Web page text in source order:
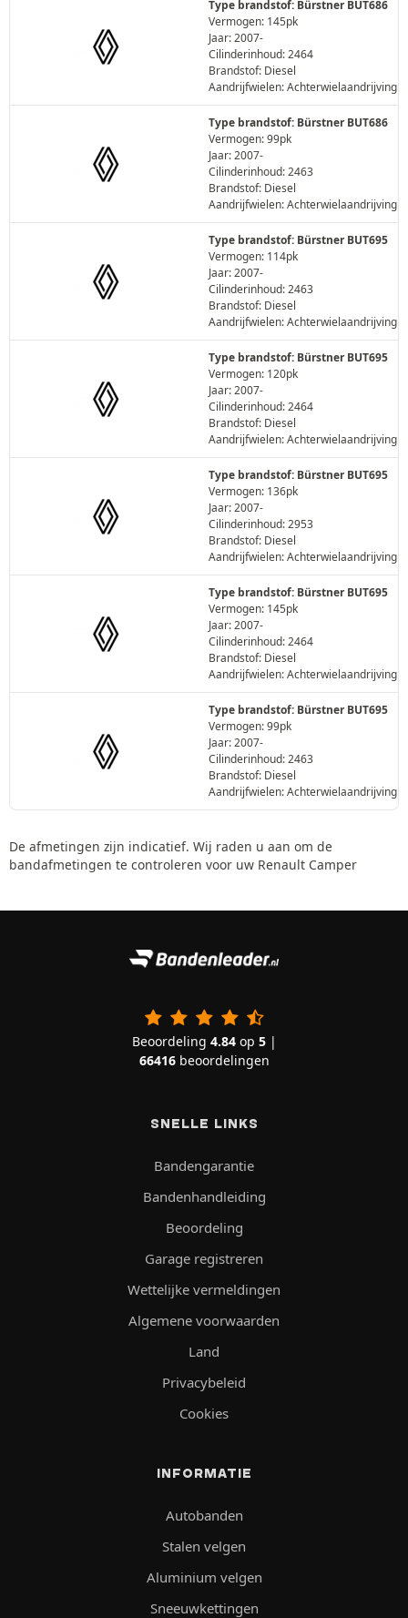
Type brandstof: Bürstner BUT686
Vermogen: 145pk
Jaar: 2007-
Cilinderinhoud: 2464
Brandstof: Diesel
Aandrijfwielen: Achterwielaandrijving
Type brandstof: Bürstner BUT686
Vermogen: 99pk
Jaar: 2007-
Cilinderinhoud: 2463
Brandstof: Diesel
Aandrijfwielen: Achterwielaandrijving
Type brandstof: Bürstner BUT695
Vermogen: 114pk
Jaar: 2007-
Cilinderinhoud: 2463
Brandstof: Diesel
Aandrijfwielen: Achterwielaandrijving
Type brandstof: Bürstner BUT695
Vermogen: 120pk
Jaar: 2007-
Cilinderinhoud: 2464
Brandstof: Diesel
Aandrijfwielen: Achterwielaandrijving
Type brandstof: Bürstner BUT695
Vermogen: 136pk
Jaar: 2007-
Cilinderinhoud: 2953
Brandstof: Diesel
Aandrijfwielen: Achterwielaandrijving
Type brandstof: Bürstner BUT695
Vermogen: 145pk
Jaar: 2007-
Cilinderinhoud: 2464
Brandstof: Diesel
Aandrijfwielen: Achterwielaandrijving
Type brandstof: Bürstner BUT695
Vermogen: 99pk
Jaar: 2007-
Cilinderinhoud: 2463
Brandstof: Diesel
Aandrijfwielen: Achterwielaandrijving
De afmetingen zijn indicatief. Wij raden u aan om de
bandafmetingen te controleren voor uw Renault Camper
Beoordeling 4.84op 5|
66416beoordelingen
SNELLE LINKS
Bandengarantie
Bandenhandleiding
Beoordeling
Garage registreren
Wettelijke vermeldingen
Algemene voorwaarden
Land
Privacybeleid
Cookies
INFORMATIE
Autobanden
Stalen velgen
Aluminium velgen
Sneeuwkettingen